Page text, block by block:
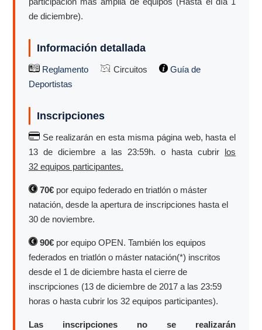
de diciembre).
Información detallada
Reglamento Circuitos
Guía de
Deportistas
Inscripciones
Se realizarán en esta misma página web, hasta el
13 de diciembre a las 23:59h. o hasta cubrir los
32 equipos participantes.
70€por equipo federado en triatlón o máster
natación, desde la apertura de inscripciones hasta el
30 de noviembre.
90€por equipo OPEN. También los equipos
federados en triatlón o máster natación(*) inscritos
desde el 1 de diciembre hasta el cierre de
inscripciones (13 de diciembre de 2017 a las 23:59
horas o hasta cubrir los 32 equipos participantes).
Las inscripciones no se realizarán